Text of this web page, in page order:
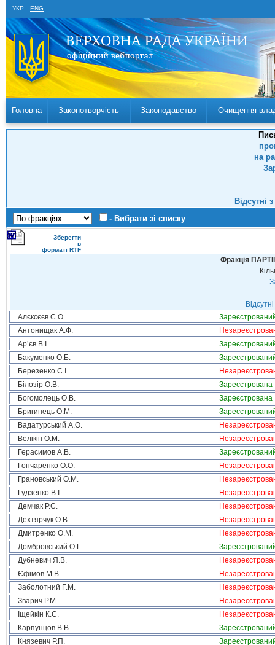
УКР ENG
Головна Законотворчість Законодавство Очищення
на
Відсутні
- Вибрати зі списку
Зберегти
в
форматі RTF
Фракція
Алєксєєв С.О.
Антонищак А.Ф.
Ар’єв В.І.
Бакуменко О.Б.
Березенко С.І.
Білозір О.В.
Зареєстрована
Богомолець О.В.
Зареєстрована
Бригинець О.М.
Вадатурський А.О.
Велікін О.М.
Герасимов А.В.
Гончаренко О.О.
Грановський О.М.
Гудзенко В.І.
Демчак Р.Є.
Дехтярчук О.В.
Дмитренко О.М.
Домбровський О.Г.
Дубневич Я.В.
Єфімов М.В.
Заболотний Г.М.
Зварич Р.М.
Іщейкін К.Є.
Карпунцов В.В.
Князевич Р.П.